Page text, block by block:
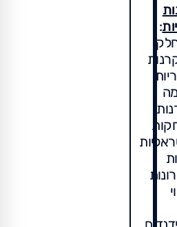
: